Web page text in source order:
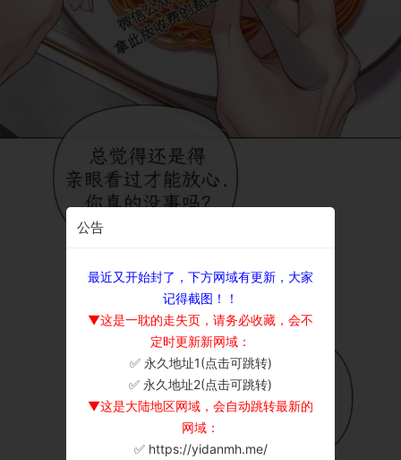
公告
最近又开始封了，下方网域有更新，大家
记得截图！！
▼这是一耽的走失页，请务必收藏，会不
定时更新新网域：
✅ 永久地址1(点击可跳转)
✅ 永久地址2(点击可跳转)
▼这是大陆地区网域，会自动跳转最新的
网域：
✅ https://yidanmh.me/